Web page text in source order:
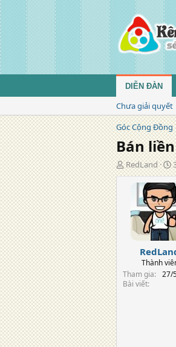
DIỄN ĐÀN
Chưa giải quyết
Góc Cộng Đồng
Bán
T
á
RedLand
à
y
ă
Thành
Tham gia
27/
Bài viết